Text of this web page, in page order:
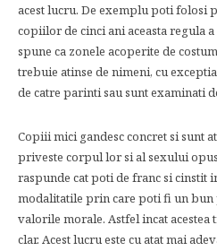
acest lucru. De exemplu poti folosi
copiilor de cinci ani aceasta regula
spune ca zonele acoperite de
trebuie atinse de nimeni, cu
de catre parinti sau sunt examinati
Copiii mici gandesc concret si sunt
priveste corpul lor si al sexului
raspunde cat poti de franc si cinstit
modalitatile prin care poti fi un bun
valorile morale. Astfel incat
clar. Acest lucru este cu atat mai